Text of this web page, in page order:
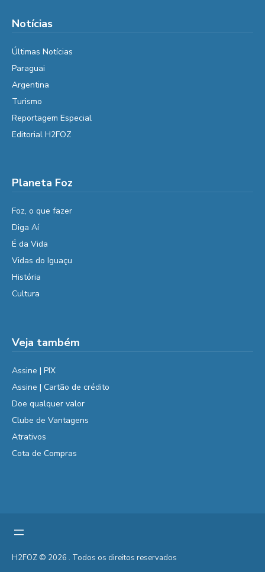
Notícias
Últimas Notícias
Paraguai
Argentina
Turismo
Reportagem Especial
Editorial H2FOZ
Planeta Foz
Foz, o que fazer
Diga Aí
É da Vida
Vidas do Iguaçu
História
Cultura
Veja também
Assine | PIX
Assine | Cartão de crédito
Doe qualquer valor
Clube de Vantagens
Atrativos
Cota de Compras
H2FOZ © 2026 . Todos os direitos reservados